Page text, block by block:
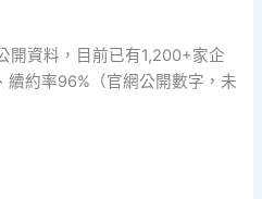
開資料，目前已有1,200+家企
續約率96%（官網公開數字，未